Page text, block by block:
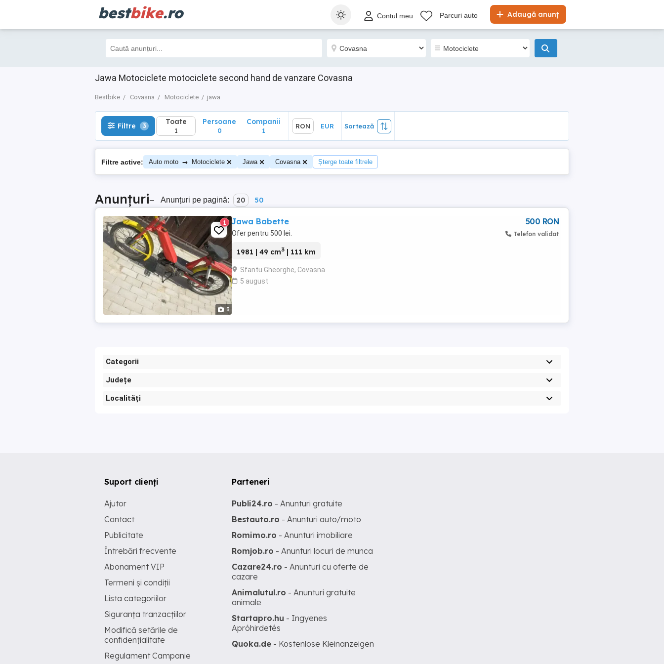
bestbike.ro Adaugă anunț
Contul meu Parcuri auto
Jawa Motociclete motociclete second hand de vanzare Covasna
Bestbike Covasna Motociclete jawa
Filtre 3 Toate
1
Sortează
Filtre 3 Toate
1
Persoane
0
Companii
1
RON EUR Sortează
Filtre active: Auto moto → Motociclete Jawa Covasna Șterge toate filtrele
Anunțuri– Anunțuri pe pagină: 20 50
3
1 Jawa Babette
Ofer pentru 500 lei.
1981 | 49 cm3 | 111 km
Sfantu Gheorghe, Covasna
5 august
500 RON
Telefon validat
Categorii
Județe
Localități
Suport clienți
Ajutor
Contact
Publicitate
Întrebări frecvente
Abonament VIP
Termeni și condiții
Lista categoriilor
Siguranța tranzacțiilor
Modifică setările de
confidențialitate
Regulament Campanie
Parteneri
Publi24.ro - Anunturi gratuite
Bestauto.ro - Anunturi auto/moto
Romimo.ro - Anunturi imobiliare
Romjob.ro - Anunturi locuri de munca
Cazare24.ro - Anunturi cu oferte de
cazare
Animalutul.ro - Anunturi gratuite
animale
Startapro.hu - Ingyenes
Apróhirdetés
Quoka.de - Kostenlose Kleinanzeigen